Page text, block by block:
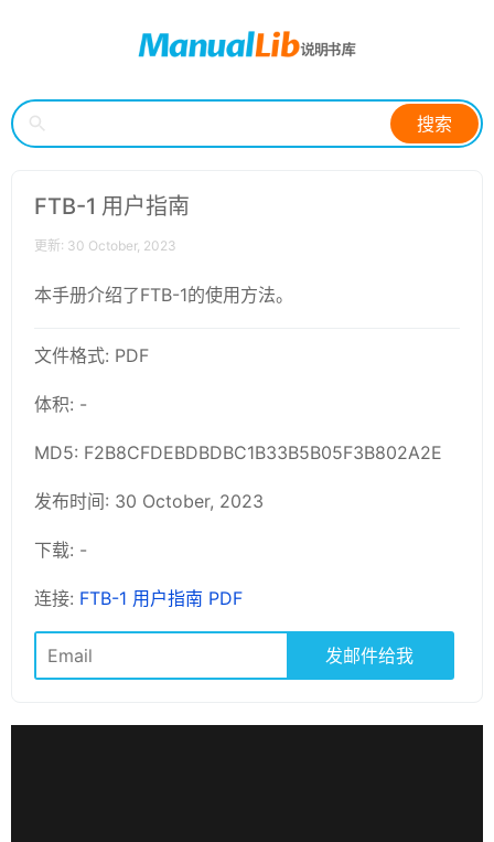
搜索
FTB-1 用户指南
更新: 30 October, 2023
本手册介绍了FTB-1的使用方法。
文件格式: PDF
体积: -
MD5: F2B8CFDEBDBDBC1B33B5B05F3B802A2E
发布时间: 30 October, 2023
下载: -
连接: FTB-1 用户指南 PDF
发邮件给我